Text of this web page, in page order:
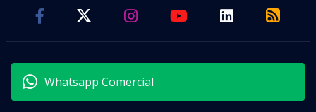
Whatsapp Comercial